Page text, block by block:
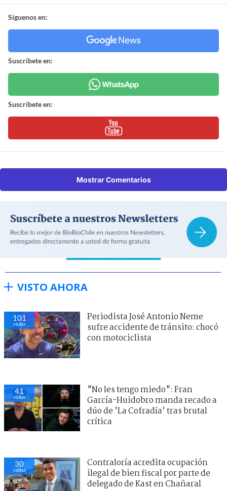
Síguenos en:
Suscríbete en:
Suscríbete en:
Mostrar Comentarios
VISTO AHORA
101
visitas
Periodista José Antonio Neme
sufre accidente de tránsito: chocó
con motociclista
41
visitas
"No les tengo miedo": Fran
García-Huidobro manda recado a
dúo de ’La Cofradía’ tras brutal
crítica
30
visitas
Contraloría acredita ocupación
ilegal de bien fiscal por parte de
delegado de Kast en Chañaral